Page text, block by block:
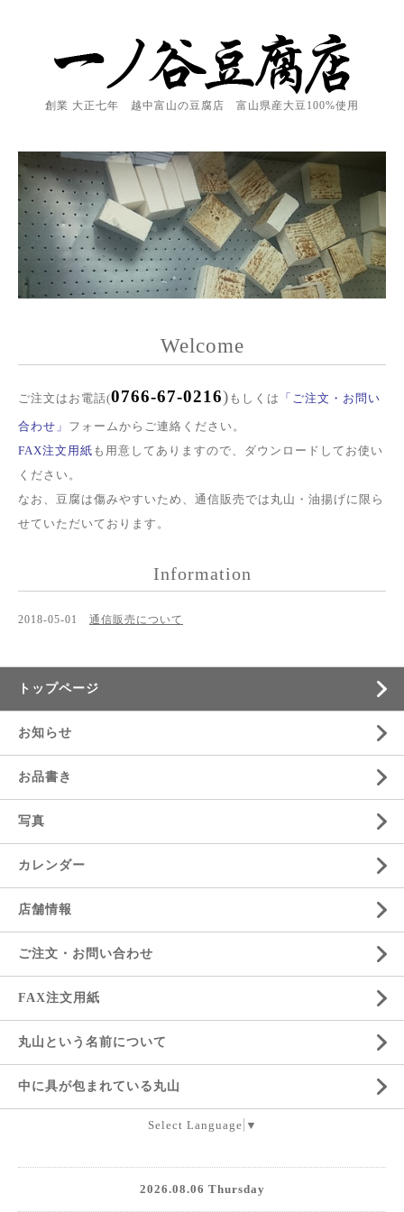
創業 大正七年 越中富山の豆腐店 富山県産大豆100%使用
Welcome
ご注文はお電話(0766-67-0216) もしくは 「ご注文・お問い
合わせ」 フォームからご連絡ください。
FAX注文用紙 も用意してありますので、ダウンロードしてお使い
ください。
なお、豆腐は傷みやすいため、通信販売では丸山・油揚げに限ら
せていただいております。
Information
2018-05-01 通信販売について
トップページ
お知らせ
お品書き
写真
カレンダー
店舗情報
ご注文・お問い合わせ
FAX注文用紙
丸山という名前について
中に具が包まれている丸山
Select Language ▼
2026.08.06 Thursday